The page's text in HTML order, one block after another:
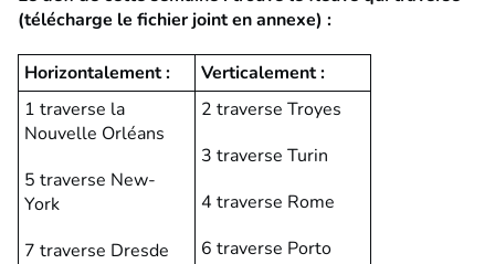
(télécharge le fichier joint en annexe) :
Horizontalement :
Verticalement :
1 traverse la
Nouvelle Orléans
5 traverse New-
York
7 traverse Dresde
2 traverse Troyes
3 traverse Turin
4 traverse Rome
6 traverse Porto